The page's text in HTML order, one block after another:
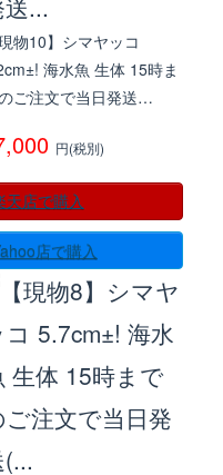
現物10】シマヤッコ
海水魚 生体 15時ま
ご注文で当日発送…
円(税別)
天店で購入
店で購入